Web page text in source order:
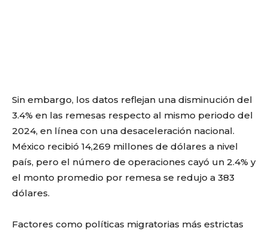
Sin embargo, los datos reflejan una disminución del
3.4% en las remesas respecto al mismo periodo del
2024, en línea con una desaceleración nacional.
México recibió 14,269 millones de dólares a nivel
país, pero el número de operaciones cayó un 2.4% y
el monto promedio por remesa se redujo a 383
dólares.
Factores como políticas migratorias más estrictas